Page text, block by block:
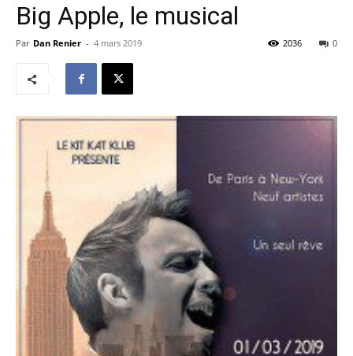
Big Apple, le musical
Par Dan Renier - 4 mars 2019 0
2036